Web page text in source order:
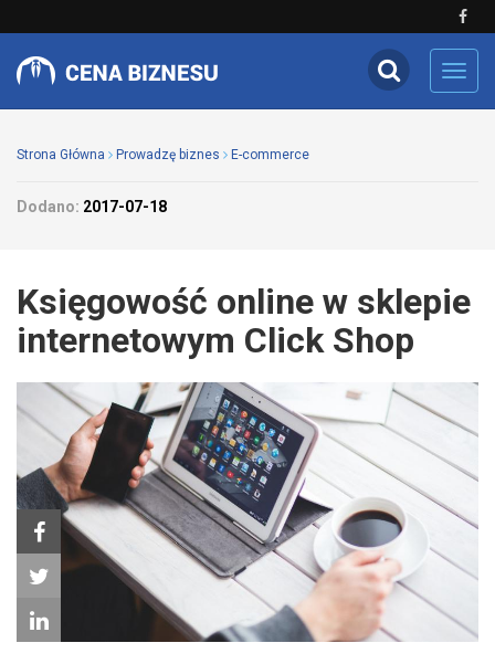
Strona Główna Prowadzę biznes E-commerce
Dodano: 2017-07-18
Księgowość online w sklepie
internetowym Click Shop